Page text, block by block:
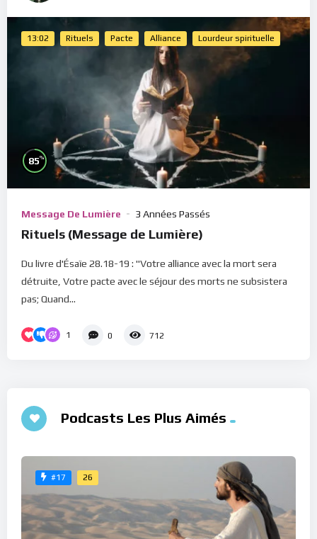
13:02 Rituels Pacte Alliance Lourdeur spirituelle
85%
Message De Lumière 3 Années Passés
Rituels (Message de Lumière)
Du livre d'Ésaïe 28.18-19 : "Votre alliance avec la mort sera
détruite, Votre pacte avec le séjour des morts ne subsistera
pas; Quand...
1 0 712
Podcasts Les Plus Aimés
#17 26